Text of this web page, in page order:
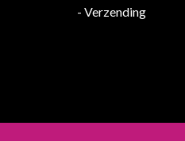
- Verzending